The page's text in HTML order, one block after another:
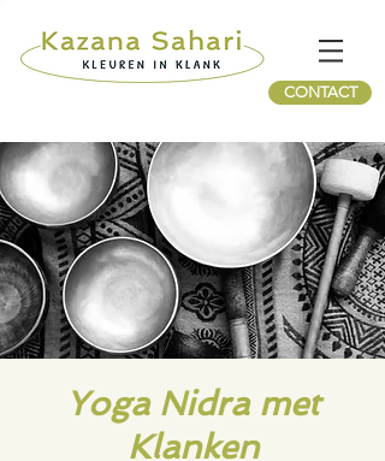
CONTACT
Yoga Nidra met
Klanken